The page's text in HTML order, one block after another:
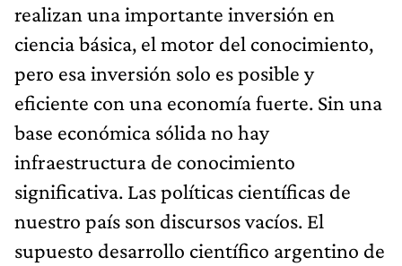
realizan una importante inversión en
ciencia básica, el motor del conocimiento,
pero esa inversión solo es posible y
eficiente con una economía fuerte. Sin una
base económica sólida no hay
infraestructura de conocimiento
significativa. Las políticas científicas de
nuestro país son discursos vacíos. El
supuesto desarrollo científico argentino de